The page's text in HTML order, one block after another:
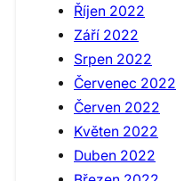
Říjen 2022
Září 2022
Srpen 2022
Červenec 2022
Červen 2022
Květen 2022
Duben 2022